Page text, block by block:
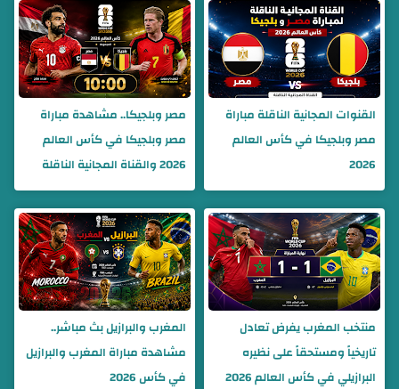
القنوات المجانية الناقلة مباراة
مصر وبلجيكا في كأس العالم
2026
مصر وبلجيكا.. مشاهدة مباراة
مصر وبلجيكا في كأس العالم
2026 والقناة المجانية الناقلة
منتخب المغرب يفرض تعادل
تاريخياً ومستحقاً على نظيره
البرازيلي في كأس العالم 2026
المغرب والبرازيل بث مباشر..
مشاهدة مباراة المغرب والبرازيل
في كأس 2026